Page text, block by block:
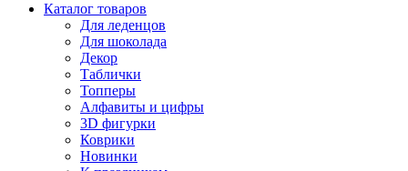
Каталог товаров
Для леденцов
Для шоколада
Декор
Таблички
Топперы
Алфавиты и цифры
3D фигурки
Коврики
Новинки